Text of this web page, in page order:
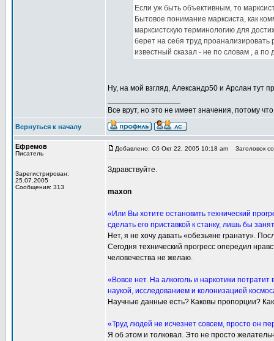
Если уж быть объективным, то
Бытовое понимание марксиста, как
марксистскую терминологию для
берет на себя труд
известный сказал - не по словам , а по
Ну, на мой взгляд, Александр50 и Арслан тут
Все врут, но это не имеет значения, потому
Вернуться к началу
Ефремов
Писатель
Зарегистрирован:
25.07.2005
Сообщения: 313
Добавлено: Сб Окт 22, 2005 10:18 am Заголовок
Здравствуйте.
maxon
«Или Вы хотите остановить технический
сделать его приставкой к станку, лишь бы
Нет, я не хочу давать «обезьяне гранату».
Сегодня технический прогресс опередил
человечества не желаю.
«Вовсе нет. На алкоголь и наркотики
наукой, исследованием и колонизацией
Научные данные есть? Каковы пропорции?
«Труд людей не исчезнет совсем, просто он
Я об этом и толковал. Это не просто